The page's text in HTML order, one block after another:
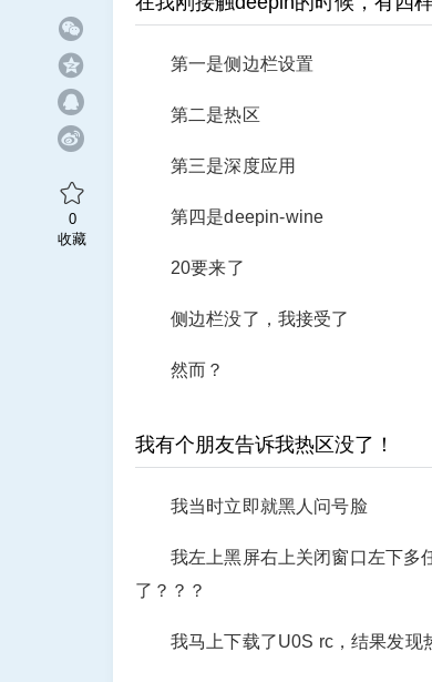
第一是侧边栏设置
第二是热区
第三是深度应用
第四是deepin-wine
20要来了
侧边栏没了，我接受了
然而？
我有个朋友告诉我热区没了！
我当时立即就黑人问号脸
我左上黑屏右上关闭窗口左下多
了？？？
我马上下载了U0S rc，结果发现
0
收藏